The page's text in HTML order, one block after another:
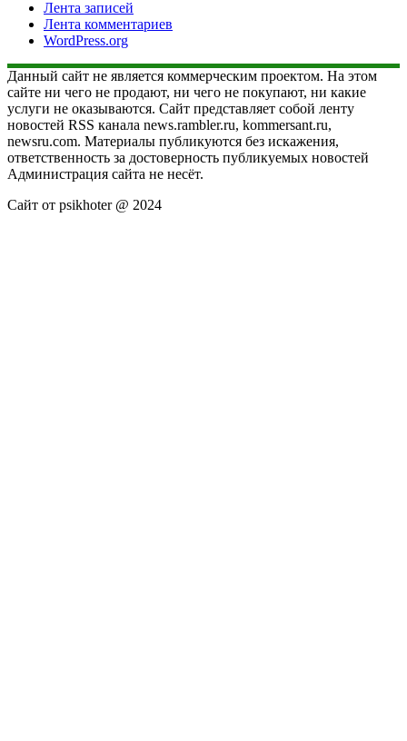
Лента записей
Лента комментариев
WordPress.org
Данный сайт не является коммерческим проектом. На этом
сайте ни чего не продают, ни чего не покупают, ни какие
услуги не оказываются. Сайт представляет собой ленту
новостей RSS канала news.rambler.ru, kommersant.ru,
newsru.com. Материалы публикуются без искажения,
ответственность за достоверность публикуемых новостей
Администрация сайта не несёт.
Сайт от psikhoter @ 2024